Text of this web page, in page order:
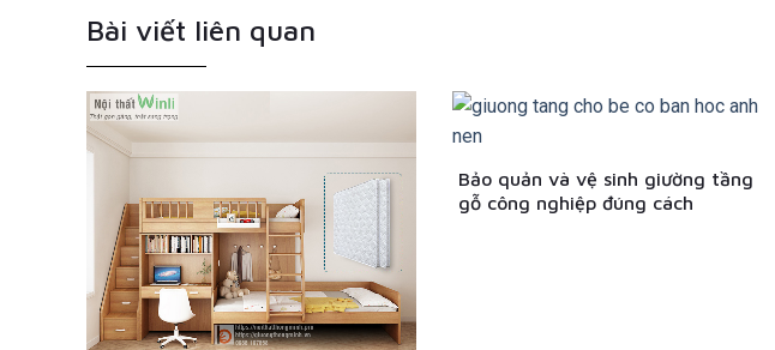
Bài viết liên quan
Bảo quản và vệ sinh giường tầng
gỗ công nghiệp đúng cách